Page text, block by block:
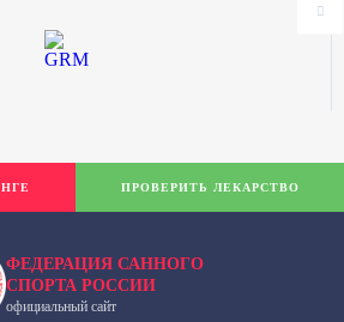
ФЕДЕРАЦИЯ САННОГО
СПОРТА РОССИИ
официальный сайт
ПРОВЕРИТЬ ЛЕКАРСТВО